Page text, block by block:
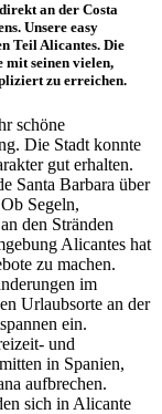
an der Costa
Unsere easy
Teil Alicantes. Die
mit seinen vielen,
zu erreichen.
schöne
Die Stadt konnte
gut erhalten.
Santa Barbara über
Segeln,
den Stränden
Alicantes hat
zu machen.
im
Urlaubsorte an der
ein.
und
in Spanien,
aufbrechen.
sich in Alicante